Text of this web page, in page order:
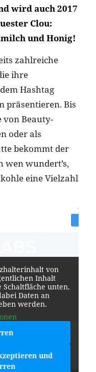
wird auch 2017
Clou:
und Honig!
zahlreiche
ihre
Hashtag
präsentieren. Bis
Beauty-
oder als
bekommt der
wen wundert’s,
eine Vielzahl
von
Inhalt
unten.
Daten an
werden.
und